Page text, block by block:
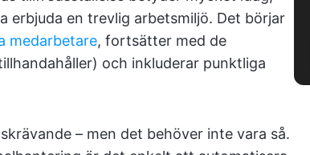
erbjuda en trevlig arbetsmiljö. Det börjar
medarbetare, fortsätter med de
och inkluderar punktliga
– men det behöver inte vara så.